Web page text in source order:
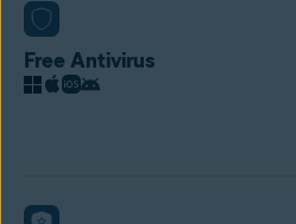
Free Antivirus